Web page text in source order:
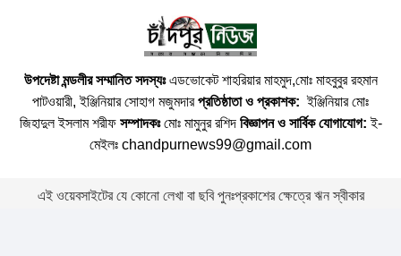
উপদেষ্টা মন্ডলীর সম্মানিত সদস্যঃএডভোকেট শাহরিয়ার মাহমুদ,মোঃ মাহবুবুর রহমান
পাটওয়ারী, ইঞ্জিনিয়ার সোহাগ মজুমদারপ্রতিষ্ঠাতা ও প্রকাশক: ইঞ্জিনিয়ার মোঃ
জিহাদুল ইসলাম শরীফ সম্পাদকঃমোঃ মামুনুর রশিদ বিজ্ঞাপন ও সার্বিক যোগাযোগ: ই-
মেইলঃ chandpurnews99@gmail.com
এই ওয়েবসাইটের যে কোনো লেখা বা ছবি পুনঃপ্রকাশের ক্ষেত্রে ঋন স্বীকার